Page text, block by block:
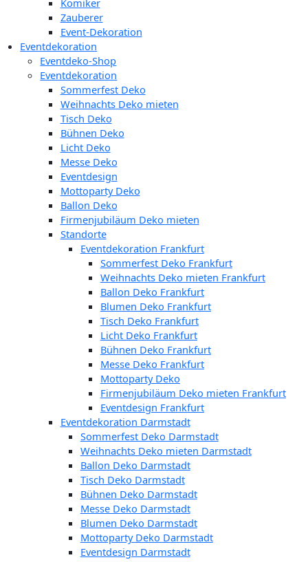
Zauberer
Event-Dekoration
Eventdekoration
Eventdeko-Shop
Eventdekoration
Sommerfest Deko
Weihnachts Deko mieten
Tisch Deko
Bühnen Deko
Licht Deko
Messe Deko
Eventdesign
Mottoparty Deko
Ballon Deko
Firmenjubiläum Deko mieten
Standorte
Eventdekoration Frankfurt
Sommerfest Deko Frankfurt
Weihnachts Deko mieten Frankfurt
Ballon Deko Frankfurt
Blumen Deko Frankfurt
Tisch Deko Frankfurt
Licht Deko Frankfurt
Bühnen Deko Frankfurt
Messe Deko Frankfurt
Mottoparty Deko
Firmenjubiläum Deko mieten Frankfurt
Eventdesign Frankfurt
Eventdekoration Darmstadt
Sommerfest Deko Darmstadt
Weihnachts Deko mieten Darmstadt
Ballon Deko Darmstadt
Tisch Deko Darmstadt
Bühnen Deko Darmstadt
Messe Deko Darmstadt
Blumen Deko Darmstadt
Mottoparty Deko Darmstadt
Eventdesign Darmstadt